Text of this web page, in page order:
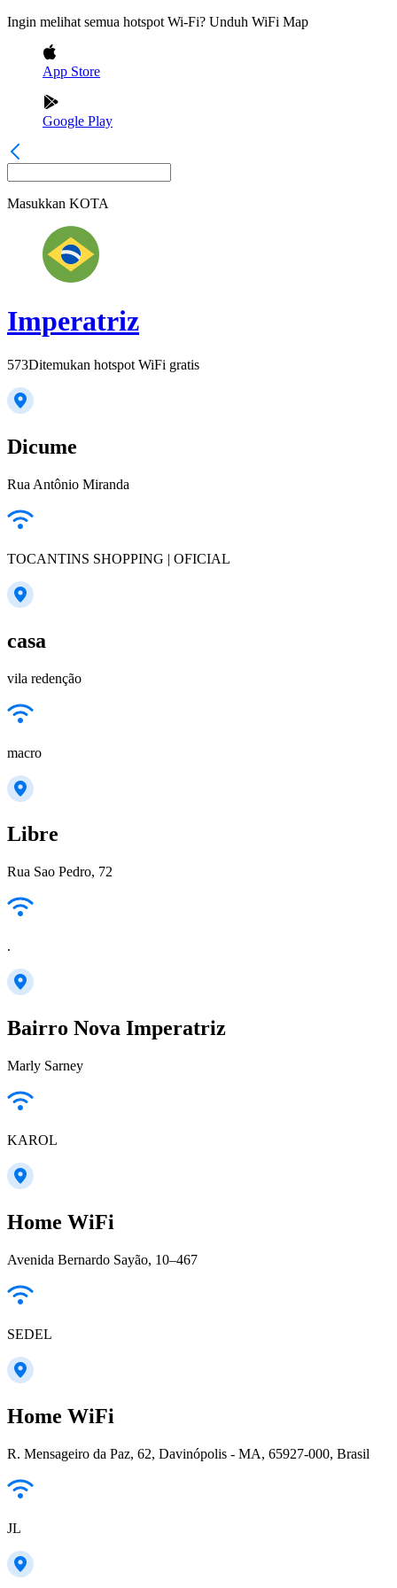
Ingin melihat semua hotspot Wi-Fi? Unduh WiFi Map
App Store
Google Play
Masukkan KOTA
Imperatriz
573Ditemukan hotspot WiFi gratis
Dicume
Rua Antônio Miranda
TOCANTINS SHOPPING | OFICIAL
casa
vila redenção
macro
Libre
Rua Sao Pedro, 72
.
Bairro Nova Imperatriz
Marly Sarney
KAROL
Home WiFi
Avenida Bernardo Sayão, 10–467
SEDEL
Home WiFi
R. Mensageiro da Paz, 62, Davinópolis - MA, 65927-000, Brasil
JL